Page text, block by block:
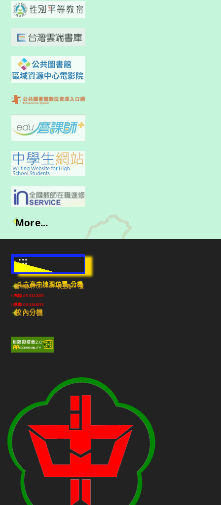
More...
:::
斗六高中地理位置-分機
雲林縣斗六市640010民生路224號
(市話) 05-5322039
(傳真) 05-5348213
校內分機